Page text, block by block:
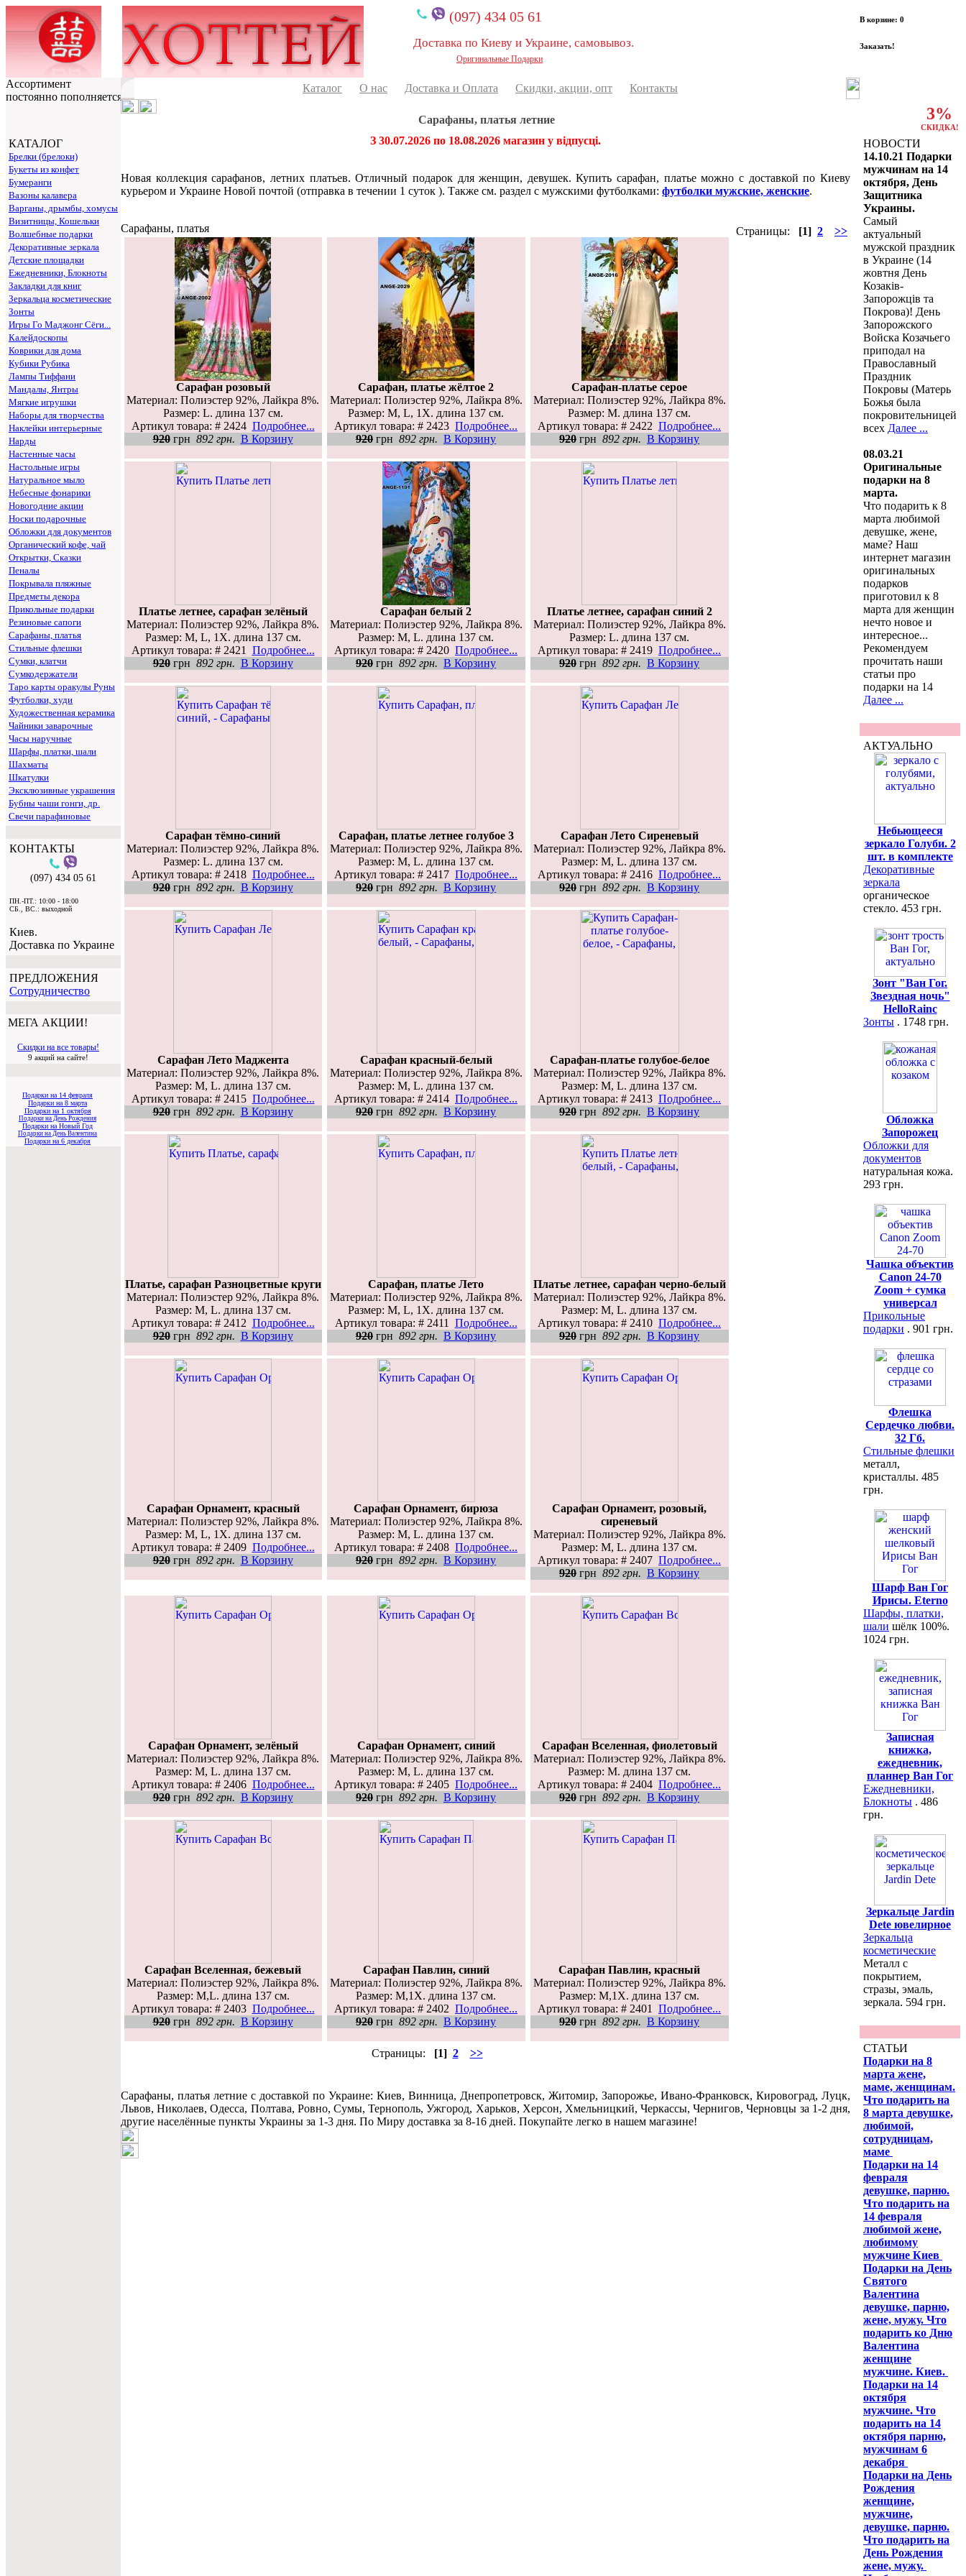
(097) 434 05 61
Доставка по Киеву и Украине, самовывоз.
Оригинальные Подарки
В корзине: 0
Заказать!
Ассортимент
постоянно пополняется
КАТАЛОГ
Брелки (брелоки)
Букеты из конфет
Бумеранги
Вазоны калавера
Варганы, дрымбы, хомусы
Визитницы, Кошельки
Волшебные подарки
Декоративные зеркала
Детские площадки
Ежедневники, Блокноты
Закладки для книг
Зеркальца косметические
Зонты
Игры Го Маджонг Сёги...
Калейдоскопы
Коврики для дома
Кубики Рубика
Лампы Тиффани
Мандалы, Янтры
Мягкие игрушки
Наборы для творчества
Наклейки интерьерные
Нарды
Настенные часы
Настольные игры
Натуральное мыло
Небесные фонарики
Новогодние акции
Носки подарочные
Обложки для документов
Органический кофе, чай
Открытки, Сказки
Пеналы
Покрывала пляжные
Предметы декора
Прикольные подарки
Резиновые сапоги
Сарафаны, платья
Стильные флешки
Сумки, клатчи
Сумкодержатели
Таро карты оракулы Руны
Футболки, худи
Художественная керамика
Чайники заварочные
Часы наручные
Шарфы, платки, шали
Шахматы
Шкатулки
Эксклюзивные украшения
Бубны чаши гонги, др.
Свечи парафиновые
КОНТАКТЫ
(097) 434 05 61
ПН.-ПТ.: 10:00 - 18:00
СБ., ВС.: выходной
Киев.
Доставка по Украине
ПРЕДЛОЖЕНИЯ
Cотрудничество
МЕГА АКЦИИ!
Скидки на все товары!
9 акций на сайте!
Подарки на 14 февраля
Подарки на 8 марта
Подарки на 1 октября
Подарки на День Рождения
Подарки на Новый Год
Подарки на День Валентина
Подарки на 6 декабря
Каталог О нас Доставка и Оплата Скидки, акции, опт Контакты
Сарафаны, платья летние
З 30.07.2026 по 18.08.2026 магазин у відпусці.
Новая коллекция сарафанов, летних платьев. Отличный подарок для женщин, девушек. Купить сарафан, платье можно с доставкой по Киеву
курьером и Украине Новой почтой (отправка в течении 1 суток ). Также см. раздел с мужскими футболками: футболки мужские, женские.
Сарафаны, платья Страницы: [1] 2 >>
Сарафан розовый
Материал: Полиэстер 92%, Лайкра 8%.
Размер: L. длина 137 см.
Артикул товара: # 2424 Подробнее...
920грн 892 грн. В Корзину
Сарафан, платье жёлтое 2
Материал: Полиэстер 92%, Лайкра 8%.
Размер: М, L, 1X. длина 137 см.
Артикул товара: # 2423 Подробнее...
920 грн 892 грн. В Корзину
Сарафан-платье серое
Материал: Полиэстер 92%, Лайкра 8%.
Размер: М. длина 137 см.
Артикул товара: # 2422 Подробнее...
920 грн 892 грн. В Корзину
Платье летнее, сарафан зелёный
Материал: Полиэстер 92%, Лайкра 8%.
Размер: М, L, 1X. длина 137 см.
Артикул товара: # 2421 Подробнее...
920грн 892 грн. В Корзину
Сарафан белый 2
Материал: Полиэстер 92%, Лайкра 8%.
Размер: М, L. длина 137 см.
Артикул товара: # 2420 Подробнее...
920 грн 892 грн. В Корзину
Платье летнее, сарафан синий 2
Материал: Полиэстер 92%, Лайкра 8%.
Размер: L. длина 137 см.
Артикул товара: # 2419 Подробнее...
920 грн 892 грн. В Корзину
Сарафан тёмно-синий
Материал: Полиэстер 92%, Лайкра 8%.
Размер: L. длина 137 см.
Артикул товара: # 2418 Подробнее...
920грн 892 грн. В Корзину
Сарафан, платье летнее голубое 3
Материал: Полиэстер 92%, Лайкра 8%.
Размер: M, L. длина 137 см.
Артикул товара: # 2417 Подробнее...
920 грн 892 грн. В Корзину
Сарафан Лето Сиреневый
Материал: Полиэстер 92%, Лайкра 8%.
Размер: M, L. длина 137 см.
Артикул товара: # 2416 Подробнее...
920 грн 892 грн. В Корзину
Сарафан Лето Маджента
Материал: Полиэстер 92%, Лайкра 8%.
Размер: M, L. длина 137 см.
Артикул товара: # 2415 Подробнее...
920грн 892 грн. В Корзину
Сарафан красный-белый
Материал: Полиэстер 92%, Лайкра 8%.
Размер: M, L. длина 137 см.
Артикул товара: # 2414 Подробнее...
920 грн 892 грн. В Корзину
Сарафан-платье голубое-белое
Материал: Полиэстер 92%, Лайкра 8%.
Размер: M, L. длина 137 см.
Артикул товара: # 2413 Подробнее...
920 грн 892 грн. В Корзину
Платье, сарафан Разноцветные круги
Материал: Полиэстер 92%, Лайкра 8%.
Размер: M, L. длина 137 см.
Артикул товара: # 2412 Подробнее...
920грн 892 грн. В Корзину
Сарафан, платье Лето
Материал: Полиэстер 92%, Лайкра 8%.
Размер: M, L, 1X. длина 137 см.
Артикул товара: # 2411 Подробнее...
920 грн 892 грн. В Корзину
Платье летнее, сарафан черно-белый
Материал: Полиэстер 92%, Лайкра 8%.
Размер: M, L. длина 137 см.
Артикул товара: # 2410 Подробнее...
920 грн 892 грн. В Корзину
Сарафан Орнамент, красный
Материал: Полиэстер 92%, Лайкра 8%.
Размер: M, L, 1X. длина 137 см.
Артикул товара: # 2409 Подробнее...
920грн 892 грн. В Корзину
Сарафан Орнамент, бирюза
Материал: Полиэстер 92%, Лайкра 8%.
Размер: M, L. длина 137 см.
Артикул товара: # 2408 Подробнее...
920 грн 892 грн. В Корзину
Сарафан Орнамент, розовый,
сиреневый
Материал: Полиэстер 92%, Лайкра 8%.
Размер: M, L. длина 137 см.
Артикул товара: # 2407 Подробнее...
920 грн 892 грн. В Корзину
Сарафан Орнамент, зелёный
Материал: Полиэстер 92%, Лайкра 8%.
Размер: M, L. длина 137 см.
Артикул товара: # 2406 Подробнее...
920грн 892 грн. В Корзину
Сарафан Орнамент, синий
Материал: Полиэстер 92%, Лайкра 8%.
Размер: M, L. длина 137 см.
Артикул товара: # 2405 Подробнее...
920 грн 892 грн. В Корзину
Сарафан Вселенная, фиолетовый
Материал: Полиэстер 92%, Лайкра 8%.
Размер: M. длина 137 см.
Артикул товара: # 2404 Подробнее...
920 грн 892 грн. В Корзину
Сарафан Вселенная, бежевый
Материал: Полиэстер 92%, Лайкра 8%.
Размер: M,L. длина 137 см.
Артикул товара: # 2403 Подробнее...
920грн 892 грн. В Корзину
Сарафан Павлин, синий
Материал: Полиэстер 92%, Лайкра 8%.
Размер: M,1Х. длина 137 см.
Артикул товара: # 2402 Подробнее...
920 грн 892 грн. В Корзину
Сарафан Павлин, красный
Материал: Полиэстер 92%, Лайкра 8%.
Размер: M,1Х. длина 137 см.
Артикул товара: # 2401 Подробнее...
920 грн 892 грн. В Корзину
Страницы: [1] 2 >>
Сарафаны, платья летние c доставкой по Украине: Киев, Винница, Днепропетровск, Житомир, Запорожье, Ивано-Франковск, Кировоград, Луцк,
Львов, Николаев, Одесса, Полтава, Ровно, Сумы, Тернополь, Ужгород, Харьков, Херсон, Хмельницкий, Черкассы, Чернигов, Черновцы за 1-2 дня,
другие населённые пункты Украины за 1-3 дня. По Миру доставка за 8-16 дней. Покупайте легко в нашем магазине!
3%
СКИДКА!
НОВОСТИ
14.10.21 Подарки
мужчинам на 14
октября, День
Защитника
Украины.
Самый
актуальный
мужской праздник
в Украине (14
жовтня День
Козаків-
Запорожців та
Покрова)! День
Запорожского
Войска Козачьего
приподал на
Православный
Праздник
Покровы (Матерь
Божья была
покровительницей
всех Далее ...
08.03.21
Оригинальные
подарки на 8
марта.
Что подарить к 8
марта любимой
девушке, жене,
маме? Наш
интернет магазин
оригинальных
подарков
приготовил к 8
марта для женщин
нечто новое и
интересное...
Рекомендуем
прочитать наши
статьи про
подарки на 14
Далее ...
АКТУАЛЬНО
Небьющееся
зеркало Голуби. 2
шт. в комплекте
Декоративные
зеркала
органическое
стекло. 453 грн.
Зонт "Ван Гог.
Звездная ночь"
HelloRainc
Зонты . 1748 грн.
Обложка
Запорожец
Обложки для
документов
натуральная кожа.
293 грн.
Чашка объектив
Canon 24-70
Zoom + сумка
универсал
Прикольные
подарки . 901 грн.
Флешка
Сердечко любви.
32 Гб.
Стильные флешки
металл,
кристаллы. 485
грн.
Шарф Ван Гог
Ирисы. Eterno
Шарфы, платки,
шали шёлк 100%.
1024 грн.
Записная
книжка,
ежедневник,
планнер Ван Гог
Ежедневники,
Блокноты . 486
грн.
Зеркальце Jardin
Dete ювелирное
Зеркальца
косметические
Металл с
покрытием,
стразы, эмаль,
зеркала. 594 грн.
СТАТЬИ
Подарки на 8
марта жене,
маме, женщинам.
Что подарить на
8 марта девушке,
любимой,
сотрудницам,
маме
Подарки на 14
февраля
девушке, парню.
Что подарить на
14 февраля
любимой жене,
любимому
мужчине Киев
Подарки на День
Святого
Валентина
девушке, парню,
жене, мужу. Что
подарить ко Дню
Валентина
женщине
мужчине. Киев.
Подарки на 14
октября
мужчине. Что
подарить на 14
октября парню,
мужчинам 6
декабря
Подарки на День
Рождения
женщине,
мужчине,
девушке, парню.
Что подарить на
День Рождения
жене, мужу.